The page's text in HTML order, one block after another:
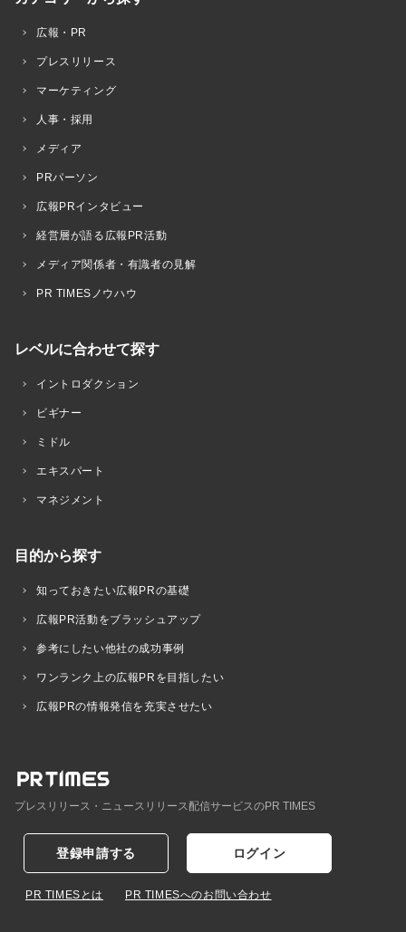
広報・PR
プレスリリース
マーケティング
人事・採用
メディア
PRパーソン
広報PRインタビュー
経営層が語る広報PR活動
メディア関係者・有識者の見解
PR TIMESノウハウ
レベルに合わせて探す
イントロダクション
ビギナー
ミドル
エキスパート
マネジメント
目的から探す
知っておきたい広報PRの基礎
広報PR活動をブラッシュアップ
参考にしたい他社の成功事例
ワンランク上の広報PRを目指したい
広報PRの情報発信を充実させたい
プレスリリース・ニュースリリース配信サービスのPR TIMES
登録申請する ログイン
PR TIMESとは PR TIMESへのお問い合わせ